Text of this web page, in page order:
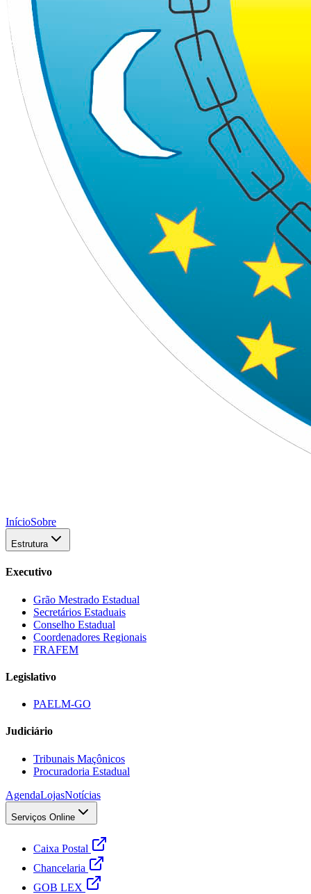
InícioSobre
Estrutura
Executivo
Grão Mestrado Estadual
Secretários Estaduais
Conselho Estadual
Coordenadores Regionais
FRAFEM
Legislativo
PAELM-GO
Judiciário
Tribunais Maçônicos
Procuradoria Estadual
AgendaLojasNotícias
Serviços Online
Caixa Postal
Chancelaria
GOB LEX